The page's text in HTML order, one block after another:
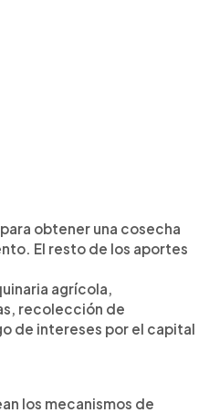
obtener una cosecha
El resto de los aportes
agrícola,
recolección de
de intereses por el capital
los mecanismos de